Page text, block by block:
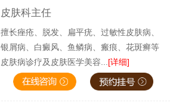
皮肤科主任
擅长痤疮、脱发、扁平疣、过敏性皮肤病、
银屑病、白癜风、鱼鳞病、瘢痕、花斑癣等
皮肤病诊疗及皮肤医学美容... [详细]